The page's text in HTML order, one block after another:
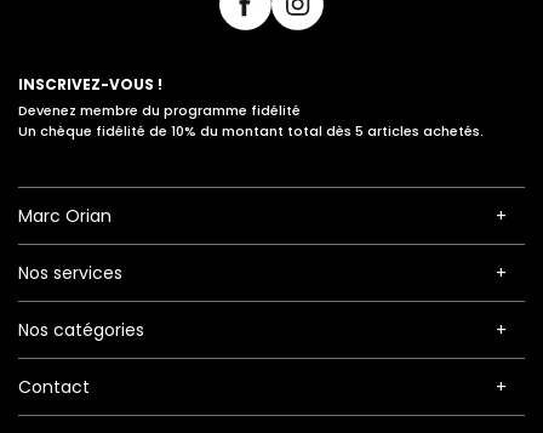
INSCRIVEZ-VOUS !
Devenez membre du programme fidélité
Un chèque fidélité de 10% du montant total dès 5 articles achetés.
Marc Orian
Nos services
Nos catégories
Contact